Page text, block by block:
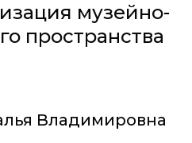
музейно-
пространства
Владимировна